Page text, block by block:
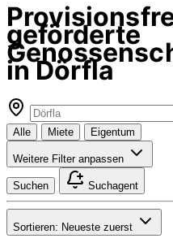
geförderte
in Dörfla
Alle Miete Eigentum
Weitere Filter anpassen
Suchen Suchagent
Sortieren: Neueste zuerst